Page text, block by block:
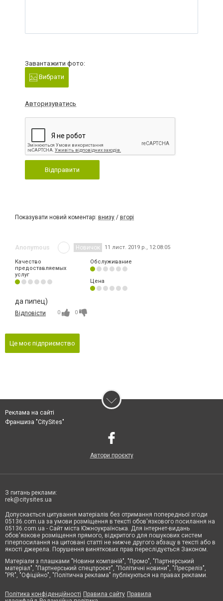
Завантажити фото:
Вибрати
Авторизуватись
Відправити
Показувати новий коментар: внизу / вгорі
Anonymous Новичок 11 лист. 2019 р., 12:08:05
Качество
предоставляемых
услуг
Обслуживание
Цена
да пипец)
Відповісти 0 0
Це моє підприємство
Реклама на сайті
Франшиза "CitySites"
Автори проєкту
З питань реклами:
rek@citysites.ua
Допускається цитування матеріалів без отримання попередньої згоди
05136.com.ua за умови розміщення в тексті обов'язкового посилання на
05136.com.ua - Сайт міста Южноукраїнська. Для інтернет-видань
обов'язкове розміщення прямого, відкритого для пошукових систем
гіперпосилання на цитовані статті не нижче другого абзацу в тексті або в
якості джерела. Порушення виняткових прав переслідується Законом.
Матеріали з плашками "Новини компаній", "Промо", "Партнерський
матеріал", "Партнерський спецпроєкт", "Політичні новини", "Пресреліз",
"PR", "Офіційно", "Політична реклама" публікуються на правах реклами.
Політика конфіденційності Правила сайту Правила